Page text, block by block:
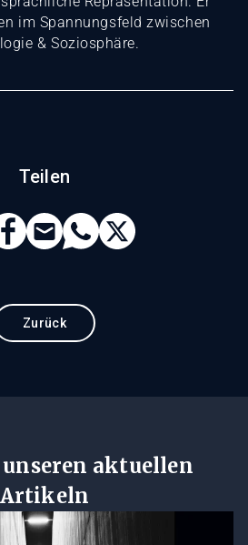
im Spannungsfeld zwischen
& Soziosphäre.
Teilen
Zurück
aktuellen
Artikeln